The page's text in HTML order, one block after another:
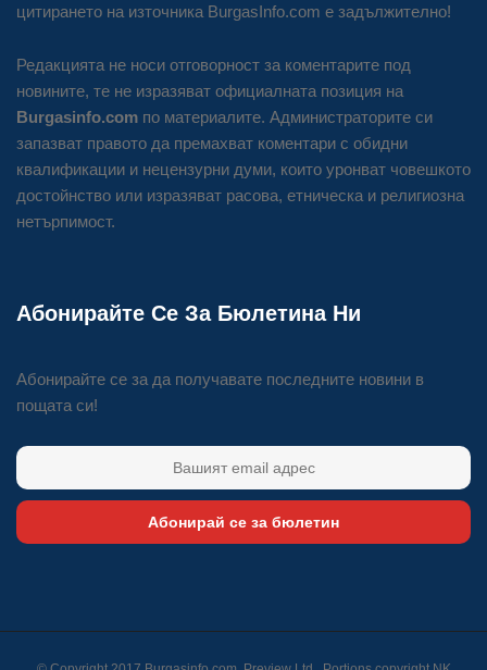
цитирането на източника BurgasInfo.com е задължително!
Редакцията не носи отговорност за коментарите под
новините, те не изразяват официалната позиция на
Burgasinfo.com по материалите. Администраторите си
запазват правото да премахват коментари с обидни
квалификации и нецензурни думи, които уронват човешкото
достойнство или изразяват расова, етническа и религиозна
нетърпимост.
Абонирайте Се За Бюлетина Ни
Абонирайте се за да получавате последните новини в
пощата си!
Абонирай се за бюлетин